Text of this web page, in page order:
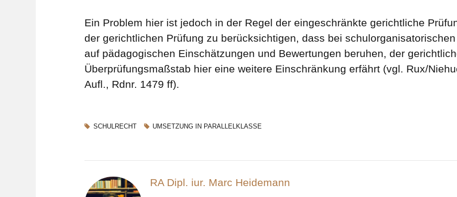
Ein Problem hier ist jedoch in der Regel der eingeschränkte gerichtliche
der gerichtlichen Prüfung zu berücksichtigen, dass bei
auf pädagogischen Einschätzungen und Bewertungen beruhen, der
Überprüfungsmaßstab hier eine weitere Einschränkung erfährt (vgl. Rux/
Aufl., Rdnr. 1479 ff).
SCHULRECHT UMSETZUNG IN PARALLELKLASSE
RA Dipl. iur. Marc Heidemann